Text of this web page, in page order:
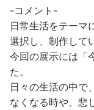
-コメント-
日常生活をテーマ
選択し、制作して
今回の展示には「
た。
日々の生活の中で
なくなる時や、悲